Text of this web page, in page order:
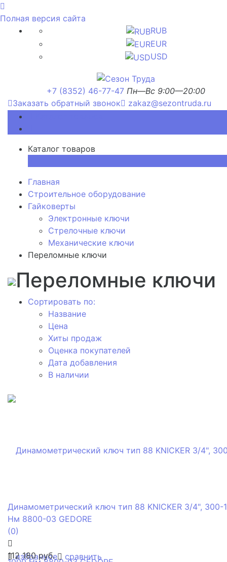
Полная версия сайта
RUB
EUR
USD
+7 (8352) 46-77-47 Пн—Вс 9:00—20:00
Заказать обратный звонок
zakaz@sezontruda.ru
Каталог товаров
Главная
Строительное оборудование
Гайковерты
Электронные ключи
Стрелочные ключи
Механические ключи
Переломные ключи
Переломные ключи
Сортировать по:
Название
Цена
Хиты продаж
Оценка покупателей
Дата добавления
В наличии
избранное сравнить
Динамометрический ключ тип 88 KNICKER 3/4", 300-
Нм 8800-03 GEDORE
(0)
112 180 руб.